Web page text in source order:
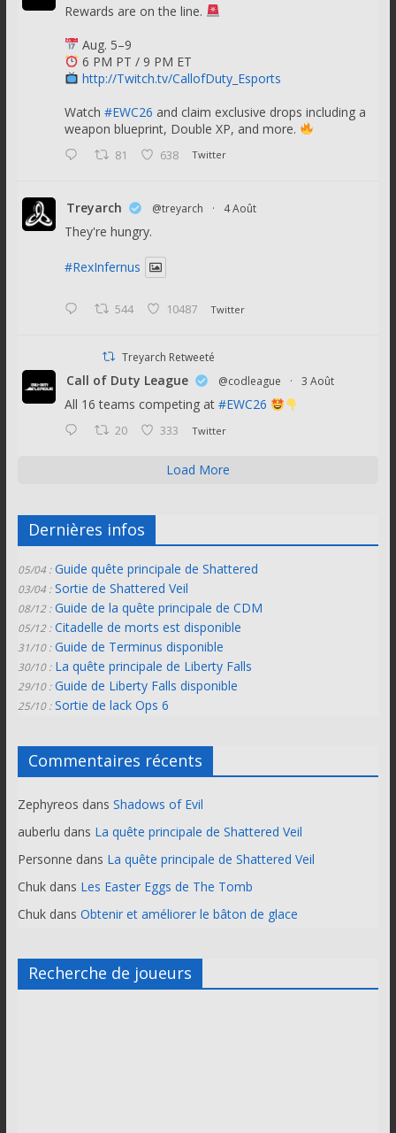
Rewards are on the line.
Aug. 5–9
6 PM PT / 9 PM ET
http://Twitch.tv/CallofDuty_Esports
Watch #EWC26 and claim exclusive drops including a
weapon blueprint, Double XP, and more.
81 638 Twitter
Treyarch @treyarch · 4 Août
They're hungry.
#RexInfernus
544 10487 Twitter
Treyarch Retweeté
Call of Duty League @codleague · 3 Août
All 16 teams competing at #EWC26
20 333 Twitter
Load More
Dernières infos
05/04 : Guide quête principale de Shattered
03/04 : Sortie de Shattered Veil
08/12 : Guide de la quête principale de CDM
05/12 : Citadelle de morts est disponible
31/10 : Guide de Terminus disponible
30/10 : La quête principale de Liberty Falls
29/10 : Guide de Liberty Falls disponible
25/10 : Sortie de lack Ops 6
Commentaires récents
Zephyreos dans Shadows of Evil
auberlu dans La quête principale de Shattered Veil
Personne dans La quête principale de Shattered Veil
Chukdans Les Easter Eggs de The Tomb
Chukdans Obtenir et améliorer le bâton de glace
Recherche de joueurs